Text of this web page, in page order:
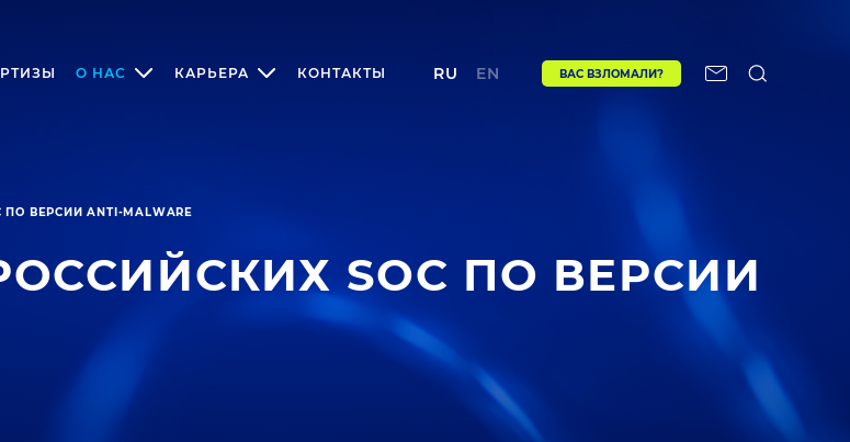
О НАС КАРЬЕРА КОНТАКТЫ RU EN ВАС ВЗЛОМАЛИ?
ПО ВЕРСИИ ANTI-MALWARE
SOC ПО ВЕРСИИ